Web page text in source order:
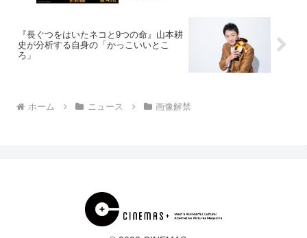
『長ぐつをはいたネコと9つの命』山本耕
史が分析する自身の「かっこいいとこ
ろ」
ホーム ニュース 画像解禁